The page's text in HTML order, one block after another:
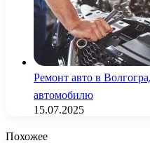
Ремонт авто в
автомобилю
15.07.2025
Похожее